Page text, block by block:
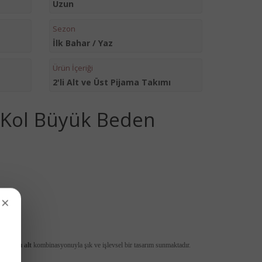
Uzun
Sezon
İlk Bahar / Yaz
Ürün İçeriği
2'li Alt ve Üst Pijama Takımı
Büyük Beden
paçalı alt kombinasyonuyla şık ve işlevsel bir tasarım sunmaktadır.
×